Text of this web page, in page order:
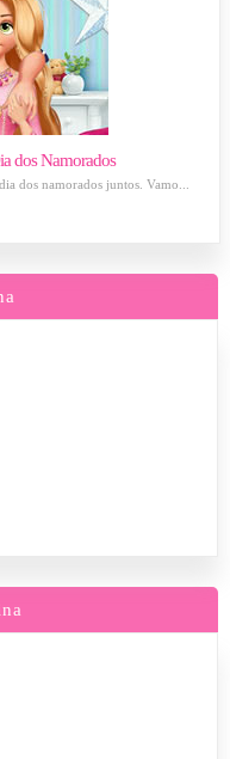
dos Namorados
dos namorados juntos. Vamo...